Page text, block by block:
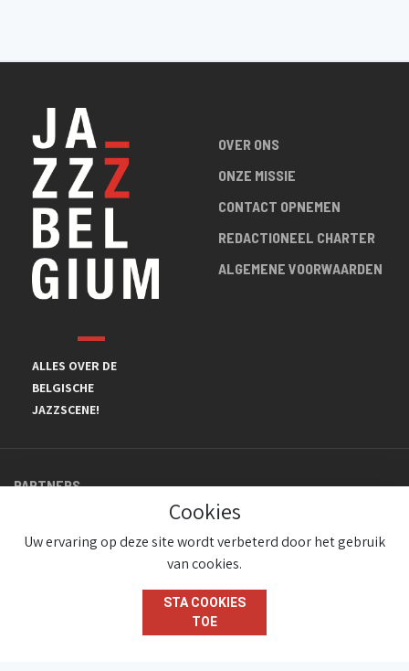
ALLES OVER DE
BELGISCHE
JAZZSCENE!
OVER ONS
ONZE MISSIE
CONTACT OPNEMEN
REDACTIONEEL CHARTER
ALGEMENE VOORWAARDEN
PARTNERS
© JazzInBelgium 2026 ( Version 1.1.2)
Cookies
Uw ervaring op deze site wordt verbeterd door het gebruik
van cookies.
STA COOKIES
TOE